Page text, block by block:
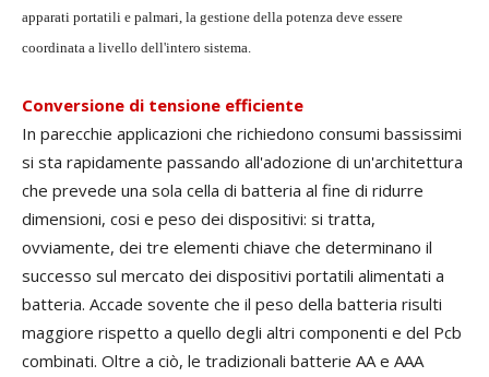
apparati portatili e palmari, la gestione della potenza deve essere
coordinata a livello dell'intero sistema.
Conversione di tensione efficiente
In parecchie applicazioni che richiedono consumi bassissimi
si sta rapidamente passando all'adozione di un'architettura
che prevede una sola cella di batteria al fine di ridurre
dimensioni, cosi e peso dei dispositivi: si tratta,
ovviamente, dei tre elementi chiave che determinano il
successo sul mercato dei dispositivi portatili alimentati a
batteria. Accade sovente che il peso della batteria risulti
maggiore rispetto a quello degli altri componenti e del Pcb
combinati. Oltre a ciò, le tradizionali batterie AA e AAA